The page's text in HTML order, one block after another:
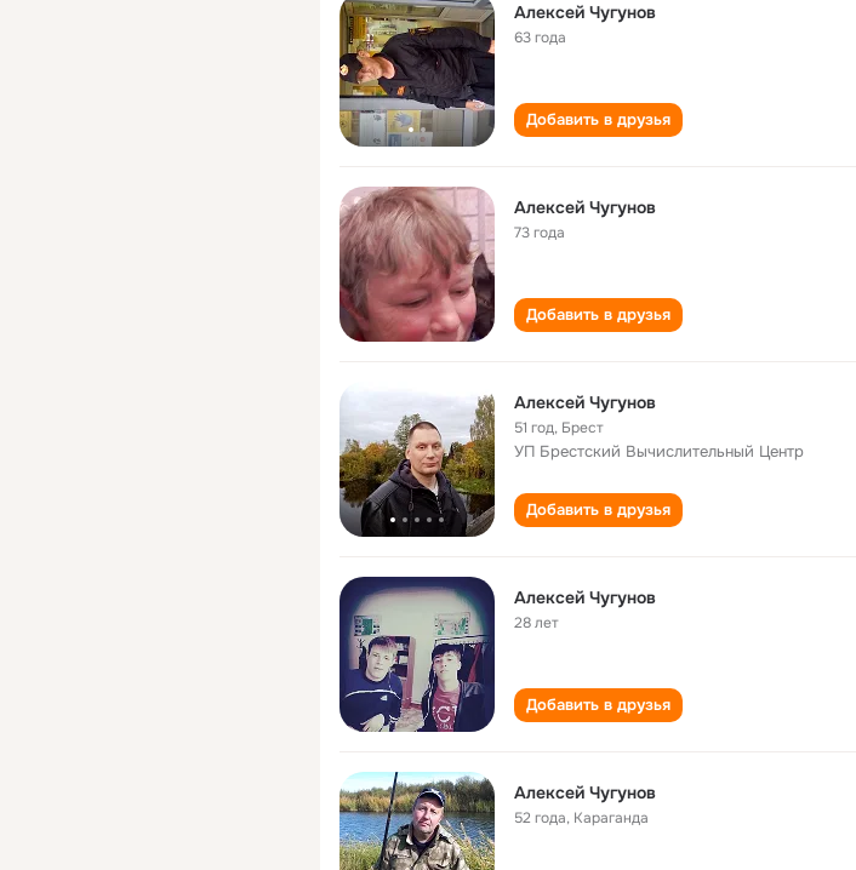
Алексей Чугунов
63 года
Добавить в друзья
Алексей Чугунов
73 года
Добавить в друзья
Алексей Чугунов
51 год, Брест
УП Брестский Вычислительный Центр
Добавить в друзья
Алексей Чугунов
28 лет
Добавить в друзья
Алексей Чугунов
52 года, Караганда